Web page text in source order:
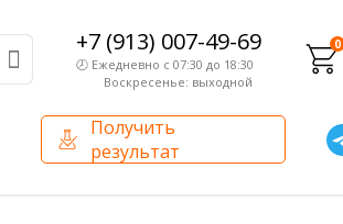
+7 (913) 007-49-69
🕗 Ежедневно с 07:30 до 18:30
Воскресенье: выходной
0
Получить
результат